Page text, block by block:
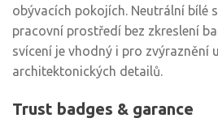
obývacích pokojích. Neutrální bílé
pracovní prostředí bez zkreslení
svícení je vhodný i pro zvýraznění
architektonických detailů.
Trust badges & garance